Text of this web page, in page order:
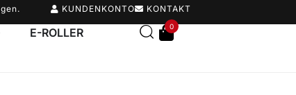
KUNDENKONTO KONTAKT
E-ROLLER
0